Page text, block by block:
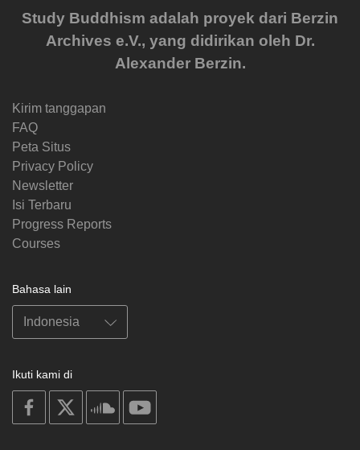
Study Buddhism adalah proyek dari Berzin
Archives e.V., yang didirikan oleh Dr.
Alexander Berzin.
Kirim tanggapan
FAQ
Peta Situs
Privacy Policy
Newsletter
Isi Terbaru
Progress Reports
Courses
Bahasa lain
Ikuti kami di
on
facebook
soundcloud